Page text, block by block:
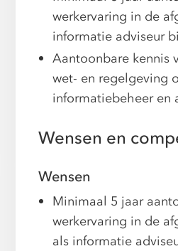
werkervaring in de
informatie adviseur
Aantoonbare kennis
wet- en regelgeving
informatiebeheer en
Wensen en
Wensen
Minimaal 5 jaar
werkervaring in de
als informatie